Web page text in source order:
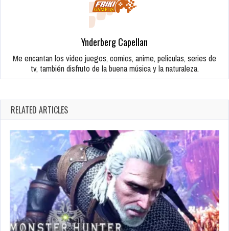
Ynderberg Capellan
Me encantan los video juegos, comics, anime, peliculas, series de
tv, también disfruto de la buena música y la naturaleza.
RELATED ARTICLES